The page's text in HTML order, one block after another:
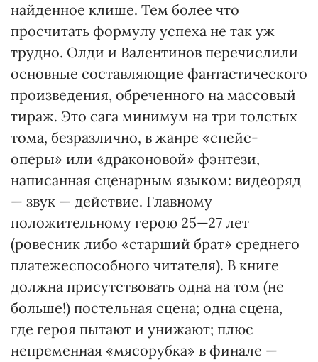
найденное клише. Тем более что
просчитать формулу успеха не так уж
трудно. Олди и Валентинов перечислили
основные составляющие фантастического
произведения, обреченного на массовый
тираж. Это сага минимум на три толстых
тома, безразлично, в жанре «спейс-
оперы» или «драконовой» фэнтези,
написанная сценарным языком: видеоряд
— звук — действие. Главному
положительному герою 25—27 лет
(ровесник либо «старший брат» среднего
платежеспособного читателя). В книге
должна присутствовать одна на том (не
больше!) постельная сцена; одна сцена,
где героя пытают и унижают; плюс
непременная «мясорубка» в финале —